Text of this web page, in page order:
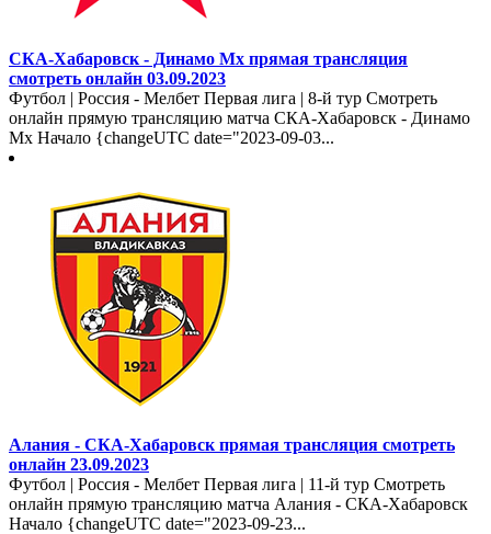
СКА-Хабаровск - Динамо Мх прямая трансляция
смотреть онлайн 03.09.2023
Футбол | Россия - Мелбет Первая лига | 8-й тур Смотреть
онлайн прямую трансляцию матча СКА-Хабаровск - Динамо
Мх Начало {changeUTC date="2023-09-03...
Алания - СКА-Хабаровск прямая трансляция смотреть
онлайн 23.09.2023
Футбол | Россия - Мелбет Первая лига | 11-й тур Смотреть
онлайн прямую трансляцию матча Алания - СКА-Хабаровск
Начало {changeUTC date="2023-09-23...